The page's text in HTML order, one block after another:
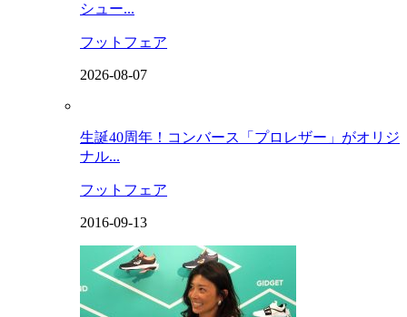
シュー...
フットフェア
2026-08-07
生誕40周年！コンバース「プロレザー」がオリジ
ナル...
フットフェア
2016-09-13